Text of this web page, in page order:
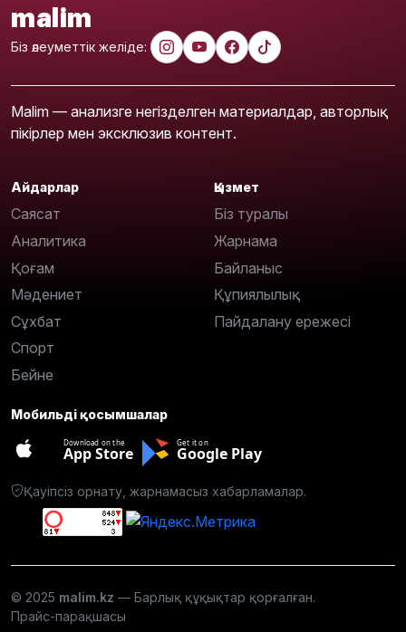
malim
Біз әлеуметтік желіде:
Malim — анализге негізделген материалдар, авторлық
пікірлер мен эксклюзив контент.
Айдарлар
Саясат
Аналитика
Қоғам
Мәдениет
Сұхбат
Спорт
Бейне
Қызмет
Біз туралы
Жарнама
Байланыс
Құпиялылық
Пайдалану ережесі
Мобильді қосымшалар
Download on the
App Store
Get it on
Google Play
Қауіпсіз орнату, жарнамасыз хабарламалар.
© 2025 malim.kz — Барлық құқықтар қорғалған.
Прайс-парақшасы